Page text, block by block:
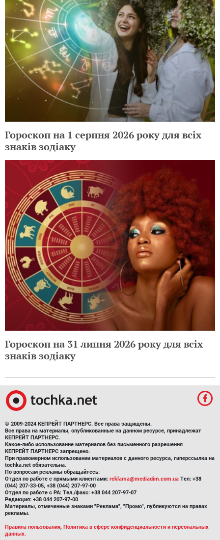
Гороскоп на 1 серпня 2026 року для всіх
знаків зодіаку
Гороскоп на 31 липня 2026 року для всіх
знаків зодіаку
© 2009-2024 КЕПРЕЙТ ПАРТНЕРС. Все права защищены.
Все права на материалы, опубликованные на данном ресурсе, принадлежат
КЕПРЕЙТ ПАРТНЕРС.
Какое-либо использование материалов без письменного разрешения
КЕПРЕЙТ ПАРТНЕРС запрещено.
При правомерном использовании материалов с данного ресурса, гиперссылка на
tochka.net обязательна.
По вопросам рекламы обращайтесь:
Отдел по работе с прямыми клиентами: reklama@mediadim.com.ua Тел: +38
(044) 207-33-05, +38 (044) 207-97-00
Отдел по работе с РА: Тел./факс: +38 044 207-97-07
Редакция: +38 044 207-97-00
Материалы, отмеченные знаками "Реклама", "Промо", публикуются на правах
рекламы.
Правила пользования, Политика в сфере конфиденциальности и персональных
данных.